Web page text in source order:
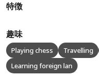
特徴
趣味
Playing chess Travelling
Learning foreign lan